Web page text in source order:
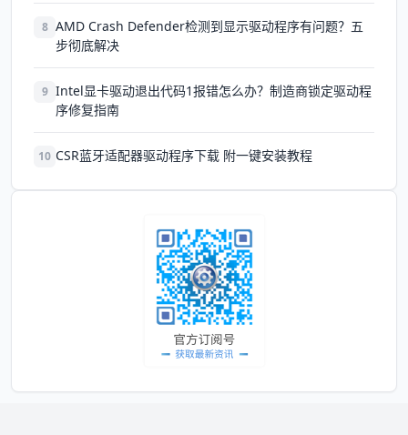
8 AMD Crash Defender检测到显示驱动程序有问题？五
步彻底解决
9 Intel显卡驱动退出代码1报错怎么办？制造商锁定驱动程
序修复指南
10 CSR蓝牙适配器驱动程序下载 附一键安装教程